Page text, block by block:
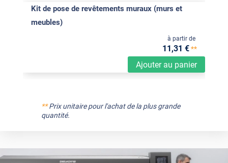
Kit de pose de revêtements muraux (murs et
meubles)
Ajouter au panier
à partir de
11,31 €**
**Prix unitaire pour l'achat de la plus grande
quantité.